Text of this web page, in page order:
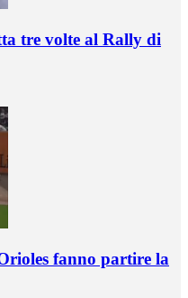
tre volte al Rally di
fanno partire la